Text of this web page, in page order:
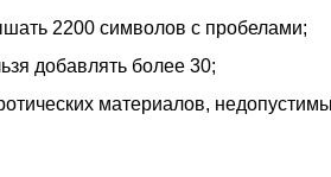
2200 символов с пробелами;
добавлять более 30;
материалов,